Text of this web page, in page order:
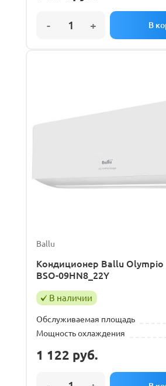
Ballu
Кондиционер Ballu
BSO-09HN8_22Y
В наличии
Обслуживаемая площадь
Мощность охлаждения
1 122 руб.